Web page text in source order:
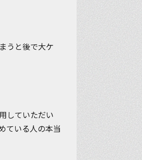
うと後で大ケ
していただい
ている人の本当